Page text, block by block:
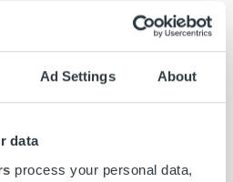
Ad Settings About
data
process your personal data,
och trivs med att arbeta i ett
egenskaper såsom nyfikenhet